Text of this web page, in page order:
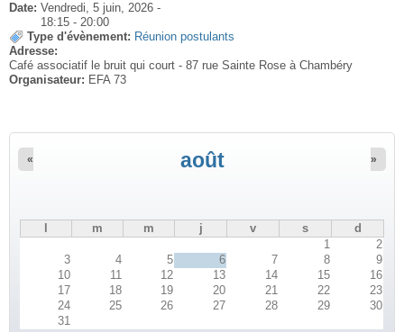
Date: Vendredi, 5 juin, 2026 -
18:15 - 20:00
Type d'évènement: Réunion postulants
Adresse:
Café associatif le bruit qui court - 87 rue Sainte Rose à Chambéry
Organisateur: EFA 73
août
« »
l m m j v s
d
1
2
3
4 5 6 7 8
9
10
11 12 13 14 15
16
17
18 19 20 21 22
23
24
25 26 27 28 29
30
31